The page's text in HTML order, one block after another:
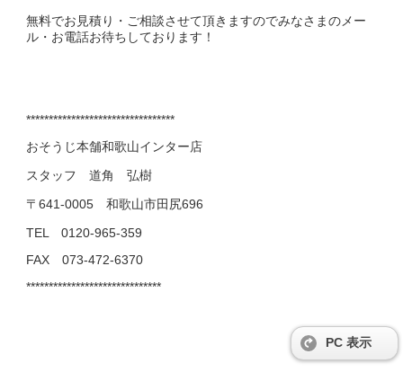
無料でお見積り・ご相談させて頂きますのでみなさまのメー
ル・お電話お待ちしております！
*********************************
おそうじ本舗和歌山インター店
スタッフ 道角 弘樹
〒641-0005 和歌山市田尻696
TEL 0120-965-359
FAX 073-472-6370
******************************
PC 表示